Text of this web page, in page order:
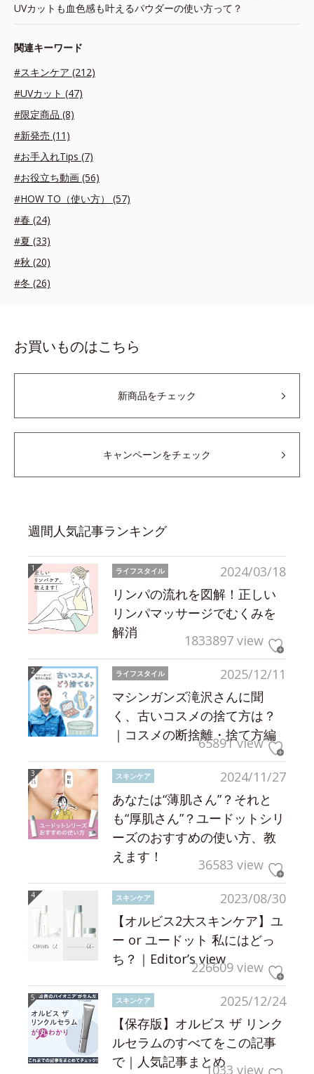
UVカットも血色感も叶えるパウダーの使い方って？
関連キーワード
#スキンケア (212)
#UVカット (47)
#限定商品 (8)
#新発売 (11)
#お手入れTips (7)
#お役立ち動画 (56)
#HOW TO（使い方） (57)
#春 (24)
#夏 (33)
#秋 (20)
#冬 (26)
お買いものはこちら
新商品をチェック
キャンペーンをチェック
週間人気記事ランキング
2024/03/18
ライフスタイル
リンパの流れを図解！正しい
リンパマッサージでむくみを
解消
1833897 view
2025/12/11
ライフスタイル
マシンガンズ滝沢さんに聞
く、古いコスメの捨て方は？
｜コスメの断捨離・捨て方編
65891 view
2024/11/27
スキンケア
あなたは“薄肌さん”？それと
も“厚肌さん”？ユードットシリ
ーズのおすすめの使い方、教
えます！
36583 view
2023/08/30
スキンケア
【オルビス2大スキンケア】ユ
ー or ユードット 私にはどっ
ち？｜Editor’s view226609 view
2025/12/24
スキンケア
【保存版】オルビス ザ リンク
ルセラムのすべてをこの記事
で｜人気記事まとめ1033 view